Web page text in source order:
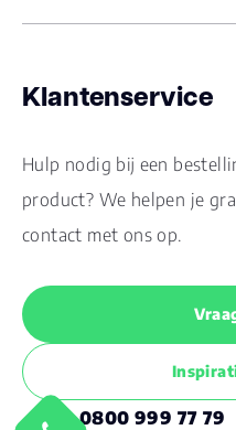
Klantenservice
Hulp nodig bij een
product? We helpen je
contact met ons op.
0800 999 77 79